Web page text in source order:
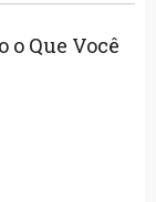
Que Você